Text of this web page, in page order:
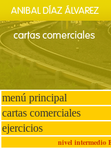
menú principal
cartas comerciales
ejercicios
nivel intermedio